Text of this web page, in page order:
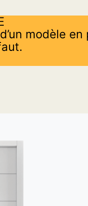
modèle